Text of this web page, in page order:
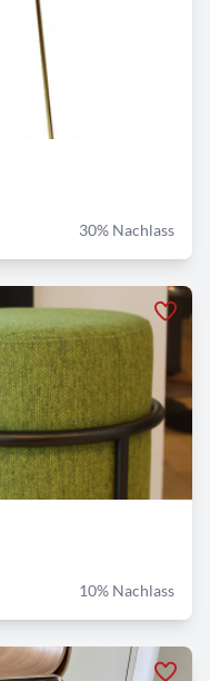
30% Nachlass
10% Nachlass